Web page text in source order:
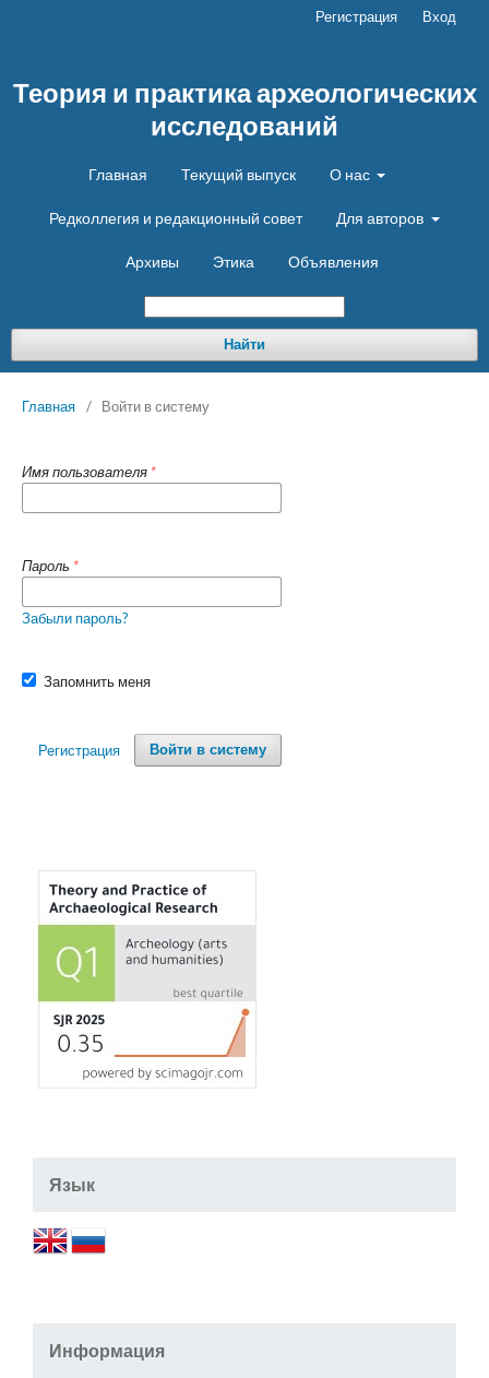
Теория и практика археологических
исследований
Главная Текущий выпуск О нас
Редколлегия и редакционный совет Для авторов
Архивы Этика Объявления
Найти
Регистрация Вход
Главная / Войти в систему
Имя пользователя *
Пароль *
Забыли пароль?
Запомнить меня
Войти в систему
Регистрация
Язык
Информация